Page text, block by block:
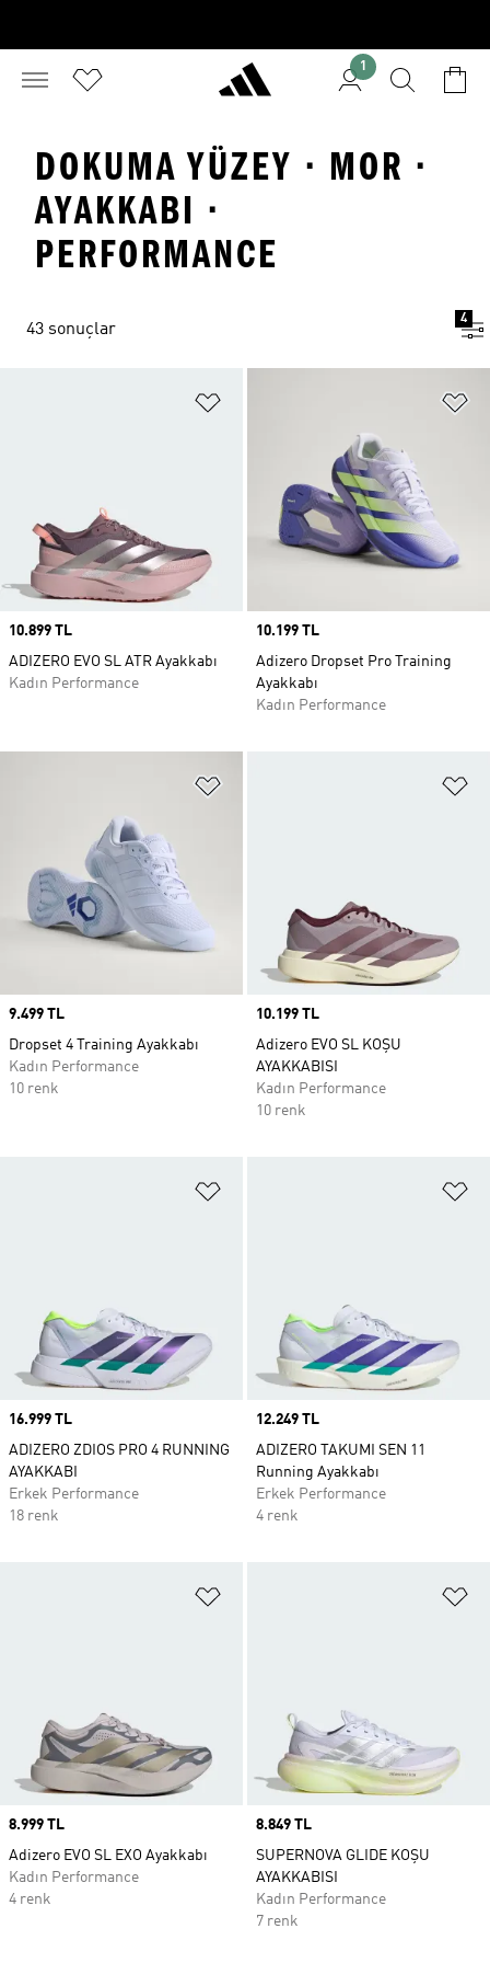
1
DOKUMA YÜZEY · MOR ·
AYAKKABI ·
PERFORMANCE
43 sonuçlar
4
Price
10.899 TL
ADIZERO EVO SL ATR Ayakkabı
Kadın Performance
Price
10.199 TL
Adizero Dropset Pro Training
Ayakkabı
Kadın Performance
Price
9.499 TL
Dropset 4 Training Ayakkabı
Kadın Performance
10 renk
Price
10.199 TL
Adizero EVO SL KOŞU
AYAKKABISI
Kadın Performance
10 renk
Price
16.999 TL
ADIZERO ZDIOS PRO 4 RUNNING
AYAKKABI
Erkek Performance
18 renk
Price
12.249 TL
ADIZERO TAKUMI SEN 11
Running Ayakkabı
Erkek Performance
4 renk
Price
8.999 TL
Adizero EVO SL EXO Ayakkabı
Kadın Performance
4 renk
Price
8.849 TL
SUPERNOVA GLIDE KOŞU
AYAKKABISI
Kadın Performance
7 renk